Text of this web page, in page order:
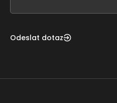
Odeslat dotaz